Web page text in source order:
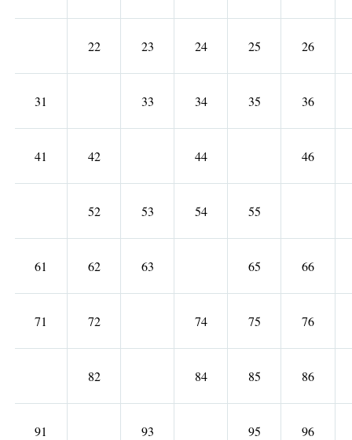
22 23 24 25 26
31 33 34 35 36
41 42 44 46
52 53 54 55
61 62 63 65 66
71 72 74 75 76
82 84 85 86
91 93 95 96